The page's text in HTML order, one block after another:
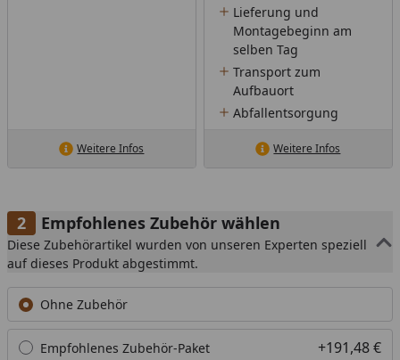
Weitere Infos
Lieferung und
Montagebeginn am
selben Tag
Transport zum
Aufbauort
Abfallentsorgung
Weitere Infos
Empfohlenes Zubehör wählen
Diese Zubehörartikel wurden von unseren Experten speziell
auf dieses Produkt abgestimmt.
Ohne Zubehör
Empfohlenes Zubehör-Paket +191,48 €